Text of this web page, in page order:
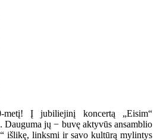
metį! Į jubiliejinį koncertą „Eisim“
jų − buvę aktyvūs ansamblio
išlikę, linksmi ir savo kultūrą mylintys